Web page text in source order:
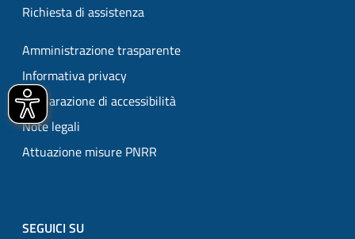
Richiesta di assistenza
Amministrazione trasparente
Informativa privacy
Dichiarazione di accessibilità
Note legali
Attuazione misure PNRR
SEGUICI SU